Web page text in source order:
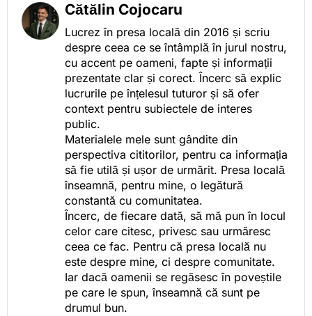
Cătălin Cojocaru
Lucrez în presa locală din 2016 și scriu
despre ceea ce se întâmplă în jurul nostru,
cu accent pe oameni, fapte și informații
prezentate clar și corect. Încerc să explic
lucrurile pe înțelesul tuturor și să ofer
context pentru subiectele de interes
public.
Materialele mele sunt gândite din
perspectiva cititorilor, pentru ca informația
să fie utilă și ușor de urmărit. Presa locală
înseamnă, pentru mine, o legătură
constantă cu comunitatea.
Încerc, de fiecare dată, să mă pun în locul
celor care citesc, privesc sau urmăresc
ceea ce fac. Pentru că presa locală nu
este despre mine, ci despre comunitate.
Iar dacă oamenii se regăsesc în poveștile
pe care le spun, înseamnă că sunt pe
drumul bun.